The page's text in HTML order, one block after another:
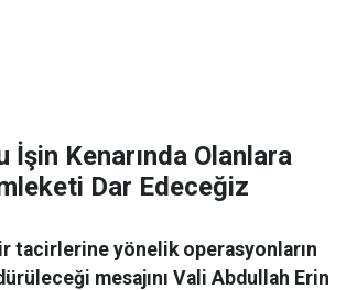
İşin Kenarında Olanlara
Dar Edeceğiz
tacirlerine yönelik operasyonların
mesajını Vali Abdullah Erin